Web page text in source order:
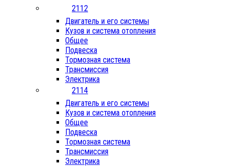
2112
Двигатель и его системы
Кузов и система отопления
Общее
Подвеска
Тормозная система
Трансмиссия
Электрика
2114
Двигатель и его системы
Кузов и система отопления
Общее
Подвеска
Тормозная система
Трансмиссия
Электрика